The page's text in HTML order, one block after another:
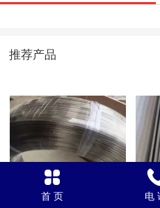
推荐产品
Gr23 抛光丝
首 页 电